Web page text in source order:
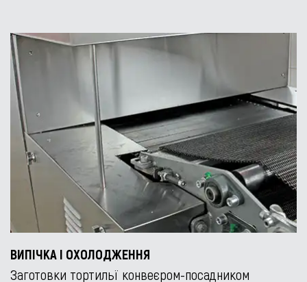
ВИПІЧКА І ОХОЛОДЖЕННЯ
Заготовки тортильї конвеєром-посадником